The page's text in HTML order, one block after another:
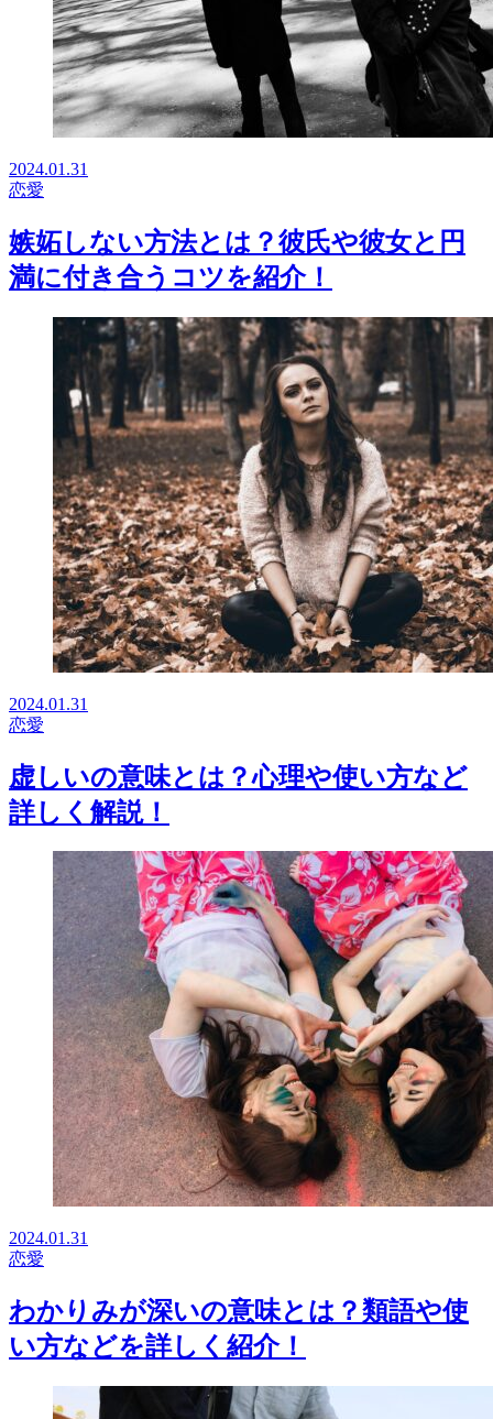
2024.01.31
恋愛
嫉妬しない方法とは？彼氏や彼女と円
満に付き合うコツを紹介！
2024.01.31
恋愛
虚しいの意味とは？心理や使い方など
詳しく解説！
2024.01.31
恋愛
わかりみが深いの意味とは？類語や使
い方などを詳しく紹介！